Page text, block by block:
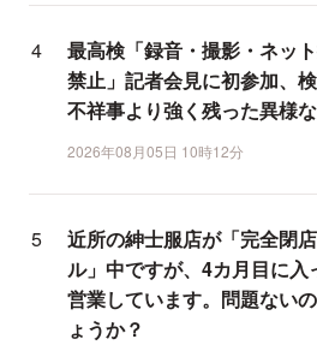
最高検「録音・撮影・ネッ
禁止」記者会見に初参加、
不祥事より強く残った異様
2026年08月05日 10時12分
近所の紳士服店が「完全閉
ル」中ですが、4カ月目に入
営業しています。問題ない
ょうか？